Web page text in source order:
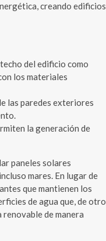
creando edificios
del edificio como
los materiales
las paredes exteriores
la generación de
paneles solares
mares. En lugar de
que mantienen los
de agua que, de otro
de manera